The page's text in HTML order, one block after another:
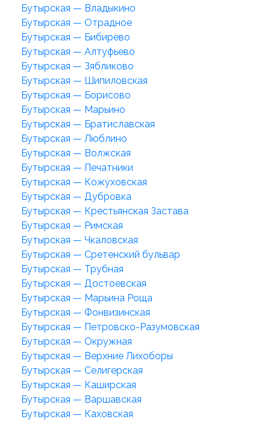
Бутырская — Владыкино
Бутырская — Отрадное
Бутырская — Бибирево
Бутырская — Алтуфьево
Бутырская — Зябликово
Бутырская — Шипиловская
Бутырская — Борисово
Бутырская — Марьино
Бутырская — Братиславская
Бутырская — Люблино
Бутырская — Волжская
Бутырская — Печатники
Бутырская — Кожуховская
Бутырская — Дубровка
Бутырская — Крестьянская Застава
Бутырская — Римская
Бутырская — Чкаловская
Бутырская — Сретенский бульвар
Бутырская — Трубная
Бутырская — Достоевская
Бутырская — Марьина Роща
Бутырская — Фонвизинская
Бутырская — Петровско-Разумовская
Бутырская — Окружная
Бутырская — Верхние Лихоборы
Бутырская — Селигерская
Бутырская — Каширская
Бутырская — Варшавская
Бутырская — Каховская